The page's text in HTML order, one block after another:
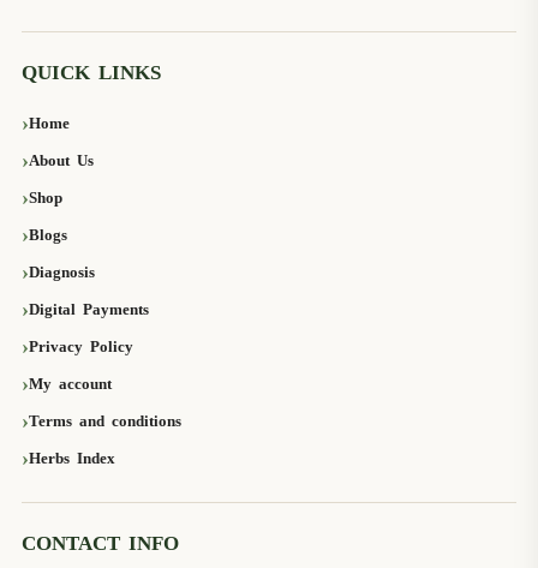
QUICK LINKS
Home
About Us
Shop
Blogs
Diagnosis
Digital Payments
Privacy Policy
My account
Terms and conditions
Herbs Index
CONTACT INFO